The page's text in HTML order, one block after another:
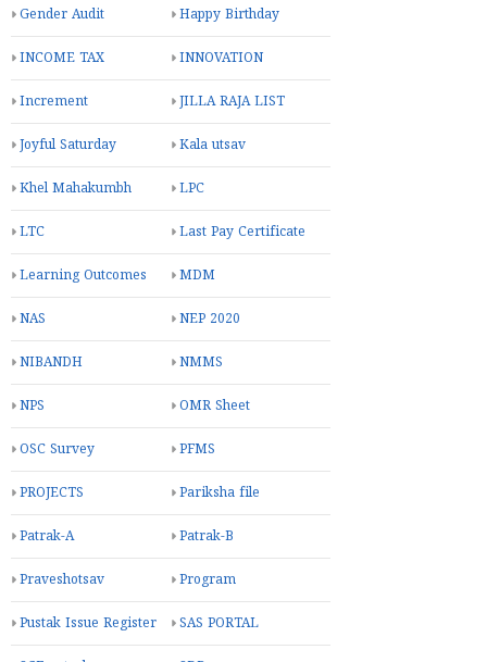
Gender Audit Happy Birthday
INCOME TAX INNOVATION
Increment JILLA RAJA LIST
Joyful Saturday Kala utsav
Khel Mahakumbh LPC
LTC Last Pay Certificate
Learning Outcomes MDM
NAS NEP 2020
NIBANDH NMMS
NPS OMR Sheet
OSC Survey PFMS
PROJECTS Pariksha file
Patrak-A Patrak-B
Praveshotsav Program
Pustak Issue Register SAS PORTAL